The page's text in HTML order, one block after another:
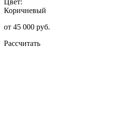
Коричневый
от 45 000 руб.
Рассчитать